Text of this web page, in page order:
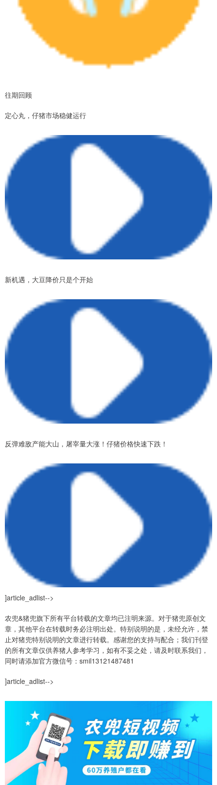
往期回顾
定心丸，仔猪市场稳健运行
新机遇，大豆降价只是个开始
反弹难敌产能大山，屠宰量大涨！仔猪价格快速下跌！
]article_adlist-->
农兜&猪兜旗下所有平台转载的文章均已注明来源。对于猪兜原创文
章，其他平台在转载时务必注明出处。特别说明的是，未经允许，禁
止对猪兜特别说明的文章进行转载。感谢您的支持与配合；我们刊登
的所有文章仅供养猪人参考学习，如有不妥之处，请及时联系我们，
同时请添加官方微信号：smil13121487481
]article_adlist-->